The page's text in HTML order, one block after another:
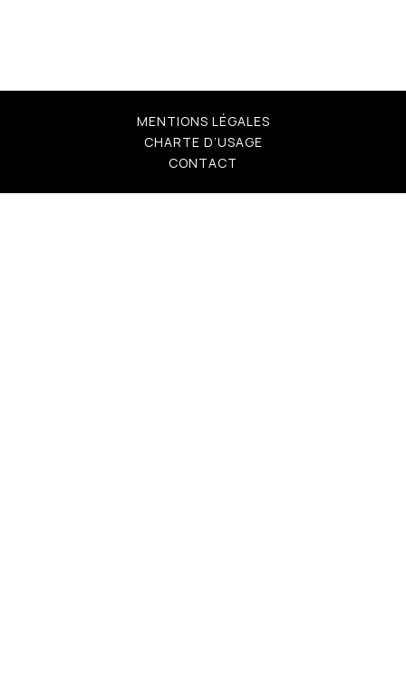
MENTIONS LÉGALES
CHARTE D’USAGE
CONTACT